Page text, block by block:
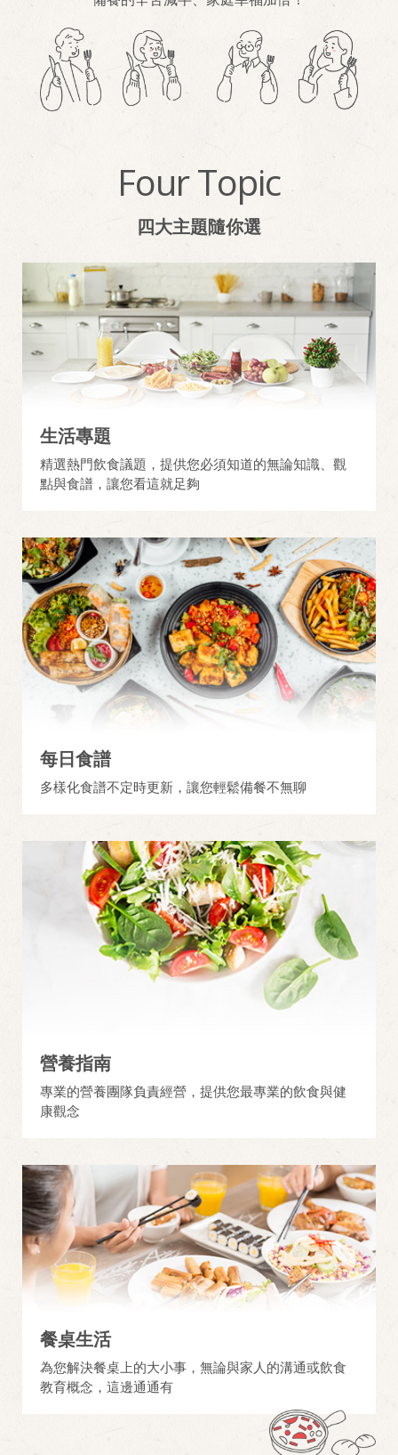
Four Topic
四大主題隨你選
生活專題
精選熱門飲食議題，提供您必須知道的無論知識、觀
點與食譜，讓您看這就足夠
每日食譜
多樣化食譜不定時更新，讓您輕鬆備餐不無聊
營養指南
專業的營養團隊負責經營，提供您最專業的飲食與健
康觀念
餐桌生活
為您解決餐桌上的大小事，無論與家人的溝通或飲食
教育概念，這邊通通有